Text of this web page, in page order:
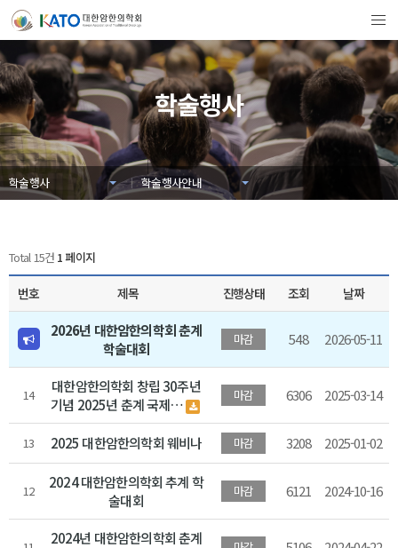
학술행사
학술행사 학술행사안내
Total 15건 1 페이지
번호 제목 진행상태 조회 날짜
2026년 대한암한의학회 춘계
학술대회
마감 548 2026-05-11
14
대한암한의학회 창립 30주년
기념 2025년 춘계 국제…
마감 6306 2025-03-14
13 2025 대한암한의학회 웨비나 마감 3208 2025-01-02
12
2024 대한암한의학회 추계 학
술대회
마감 6121 2024-10-16
2024년 대한암한의학회 춘계